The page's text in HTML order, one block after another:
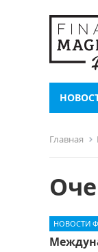
Главная
НОВОСТИ